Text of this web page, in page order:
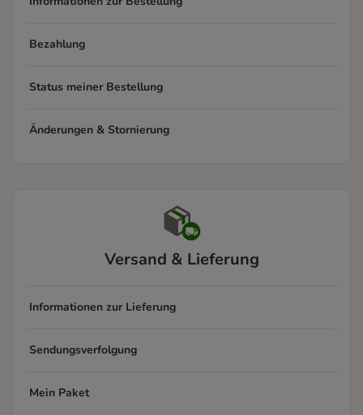
Bezahlung
Status meiner Bestellung
Änderungen & Stornierung
Versand & Lieferung
Informationen zur Lieferung
Sendungsverfolgung
Mein Paket